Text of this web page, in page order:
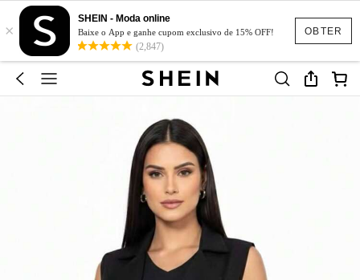
OBTER
×
SHEIN - Moda online
Baixe o App e ganhe cupom exclusivo de 15% OFF!
(2,847)